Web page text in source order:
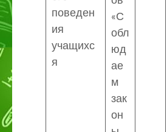
поведен
ия
учащихс
я
«С
обл
юд
ае
м
зак
он